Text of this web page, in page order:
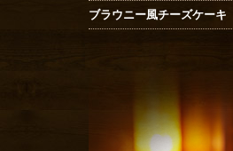
ブラウニー風チーズケーキ